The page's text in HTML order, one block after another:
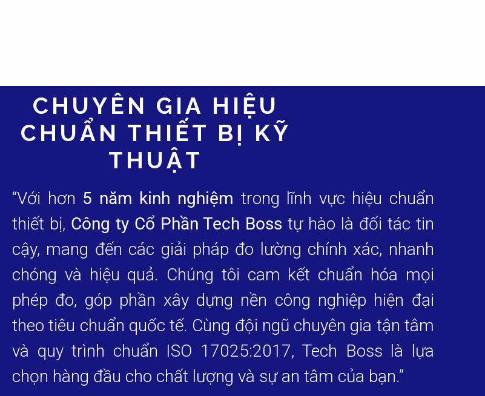
CHUYÊN GIA HIỆU
CHUẨN THIẾT BỊ KỸ
THUẬT
“Với hơn 5 năm kinh nghiệm trong lĩnh vực hiệu chuẩn
thiết bị, Công ty Cổ Phần Tech Boss tự hào là đối tác tin
cậy, mang đến các giải pháp đo lường chính xác, nhanh
chóng và hiệu quả. Chúng tôi cam kết chuẩn hóa mọi
phép đo, góp phần xây dựng nền công nghiệp hiện đại
theo tiêu chuẩn quốc tế. Cùng đội ngũ chuyên gia tận tâm
và quy trình chuẩn ISO 17025:2017, Tech Boss là lựa
chọn hàng đầu cho chất lượng và sự an tâm của bạn.”